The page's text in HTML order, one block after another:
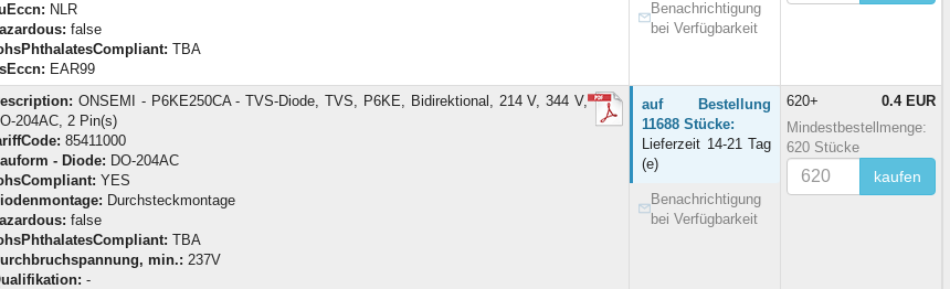
NLR
false
TBA
EAR99
Benachrichtigung
bei Verfügbarkeit
ONSEMI - P6KE250CA - TVS-Diode, TVS, P6KE, Bidirektional, 214 V, 344 V,
204AC, 2 Pin(s)
85411000
- Diode: DO-204AC
YES
Durchsteckmontage
false
TBA
min.: 237V
-
auf Bestellung
11688 Stücke:
Lieferzeit 14-21 Tag
(e)
Benachrichtigung
bei Verfügbarkeit
620+
0.4 EUR
Mindestbestellmenge:
620 Stücke
kaufen